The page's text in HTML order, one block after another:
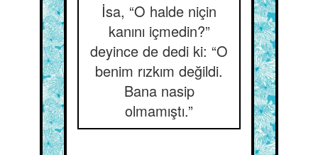
İsa, “O halde niçin
kanını içmedin?”
deyince de dedi ki: “O
benim rızkım değildi.
Bana nasip
olmamıştı.”